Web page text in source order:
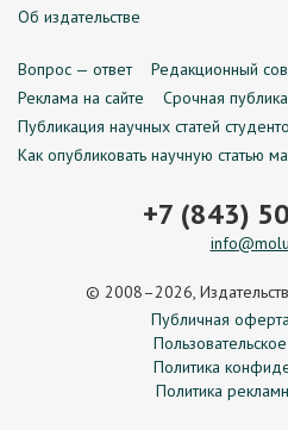
Об издательстве
Вопрос — ответ Редакционный
Реклама на сайте
Срочная
Публикация научных статей
Как опубликовать научную статью
+7 (843)
© 2008–2026,
Публичная
Политика
Политика